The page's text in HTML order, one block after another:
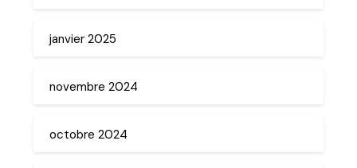
janvier 2025
novembre 2024
octobre 2024